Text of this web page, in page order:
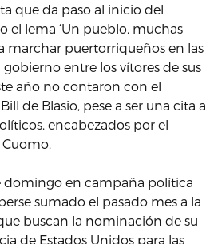
que da paso al inicio del
el lema ‘Un pueblo, muchas
marchar puertorriqueños en las
gobierno entre los vítores de sus
año no contaron con el
de Blasio, pese a ser una cita a
encabezados por el
domingo en campaña política
sumado el pasado mes a la
buscan la nominación de su
de Estados Unidos para las